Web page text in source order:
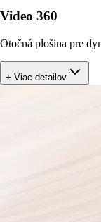
Video 360
Otočná plošina pre
+ Viac detailov